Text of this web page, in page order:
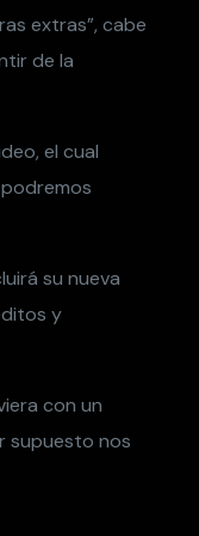
extras”, cabe
de la
el cual
su nueva
y
con un
supuesto nos